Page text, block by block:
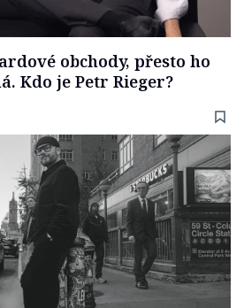
obchody, přesto ho
Kdo je Petr Rieger?